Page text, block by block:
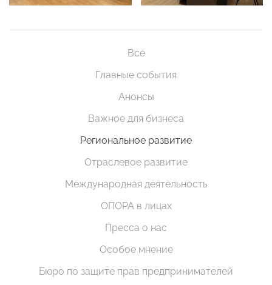
Все
Главные события
Анонсы
Важное для бизнеса
Региональное развитие
Отраслевое развитие
Международная деятельность
ОПОРА в лицах
Пресса о нас
Особое мнение
Бюро по защите прав предпринимателей